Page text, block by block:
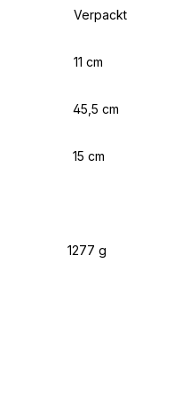
Verpackt
11 cm
45,5 cm
15 cm
1277 g